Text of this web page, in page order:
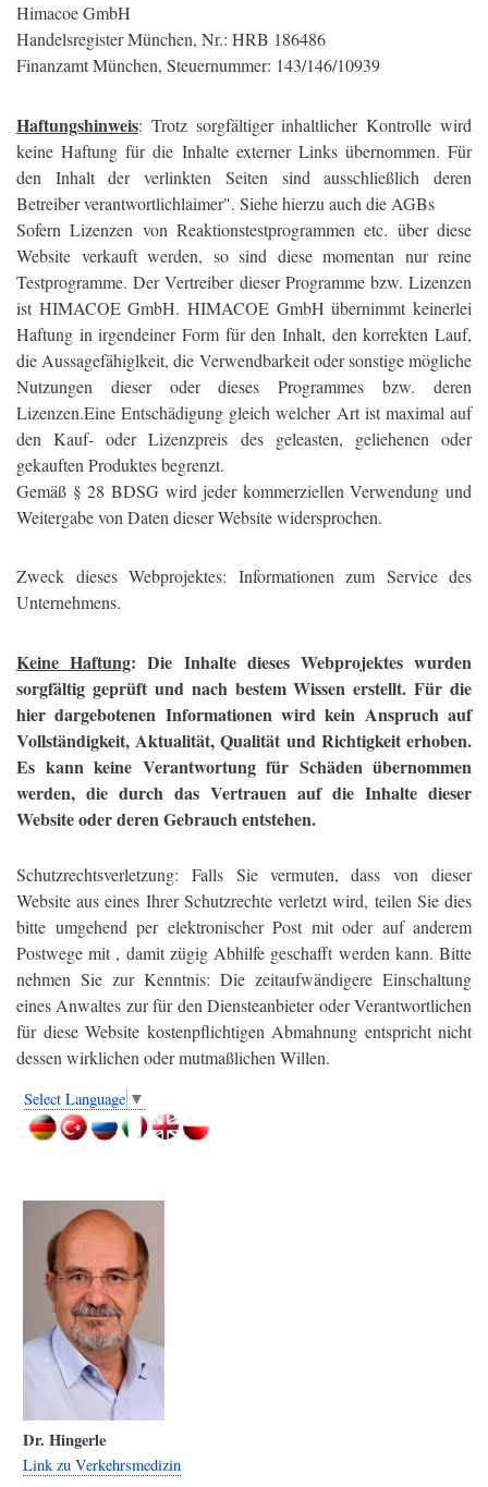
Himacoe GmbH
Handelsregister München, Nr.: HRB 186486
Finanzamt München, Steuernummer: 143/146/10939
Haftungshinweis: Trotz sorgfältiger inhaltlicher Kontrolle wird
keine Haftung für die Inhalte externer Links übernommen. Für
den Inhalt der verlinkten Seiten sind ausschließlich deren
Betreiber verantwortlichlaimer". Siehe hierzu auch die AGBs
Sofern Lizenzen von Reaktionstestprogrammen etc. über diese
Website verkauft werden, so sind diese momentan nur reine
Testprogramme. Der Vertreiber dieser Programme bzw. Lizenzen
ist HIMACOE GmbH. HIMACOE GmbH übernimmt keinerlei
Haftung in irgendeiner Form für den Inhalt, den korrekten Lauf,
die Aussagefähiglkeit, die Verwendbarkeit oder sonstige mögliche
Nutzungen dieser oder dieses Programmes bzw. deren
Lizenzen.Eine Entschädigung gleich welcher Art ist maximal auf
den Kauf- oder Lizenzpreis des geleasten, geliehenen oder
gekauften Produktes begrenzt.
Gemäß § 28 BDSG wird jeder kommerziellen Verwendung und
Weitergabe von Daten dieser Website widersprochen.
Zweck dieses Webprojektes: Informationen zum Service des
Unternehmens.
Keine Haftung: Die Inhalte dieses Webprojektes wurden
sorgfältig geprüft und nach bestem Wissen erstellt. Für die
hier dargebotenen Informationen wird kein Anspruch auf
Vollständigkeit, Aktualität, Qualität und Richtigkeit erhoben.
Es kann keine Verantwortung für Schäden übernommen
werden, die durch das Vertrauen auf die Inhalte dieser
Website oder deren Gebrauch entstehen.
Schutzrechtsverletzung: Falls Sie vermuten, dass von dieser
Website aus eines Ihrer Schutzrechte verletzt wird, teilen Sie dies
bitte umgehend per elektronischer Post mit oder auf anderem
Postwege mit , damit zügig Abhilfe geschafft werden kann. Bitte
nehmen Sie zur Kenntnis: Die zeitaufwändigere Einschaltung
eines Anwaltes zur für den Diensteanbieter oder Verantwortlichen
für diese Website kostenpflichtigen Abmahnung entspricht nicht
dessen wirklichen oder mutmaßlichen Willen.
Select Language ▼
Dr. Hingerle
Link zu Verkehrsmedizin